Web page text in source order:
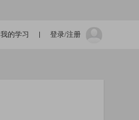
登录/注册
我的学习